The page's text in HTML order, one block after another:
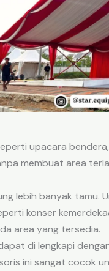
upacara
membuat area
lebih banyak tamu.
konser
area yang tersedia.
di lengkapi
ini sangat cocok